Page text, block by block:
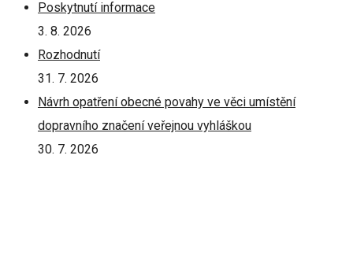
Poskytnutí informace
3. 8. 2026
Rozhodnutí
31. 7. 2026
Návrh opatření obecné povahy ve věci umístění
dopravního značení veřejnou vyhláškou
30. 7. 2026